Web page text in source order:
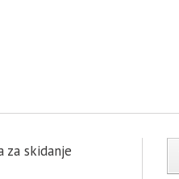
za skidanje